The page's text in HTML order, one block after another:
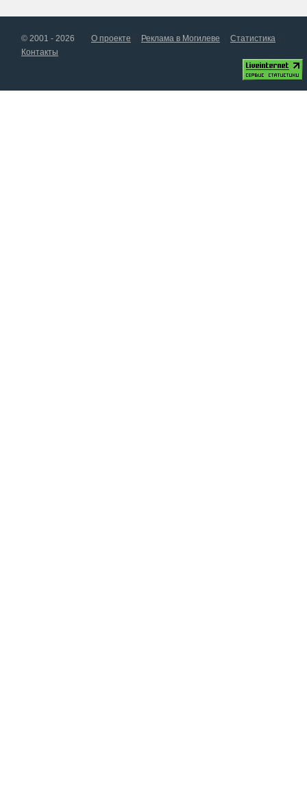
© 2001 - 2026 О проекте Реклама в Могилеве
Статистика
Контакты